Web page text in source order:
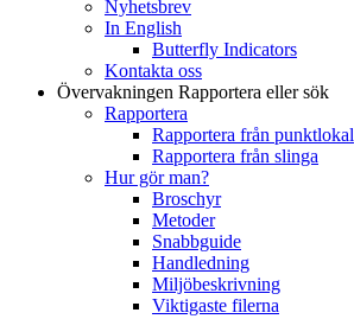
Nyhetsbrev
In English
Butterfly Indicators
Kontakta oss
Övervakningen Rapportera eller sök
Rapportera
Rapportera från punktlokal
Rapportera från slinga
Hur gör man?
Broschyr
Metoder
Snabbguide
Handledning
Miljöbeskrivning
Viktigaste filerna